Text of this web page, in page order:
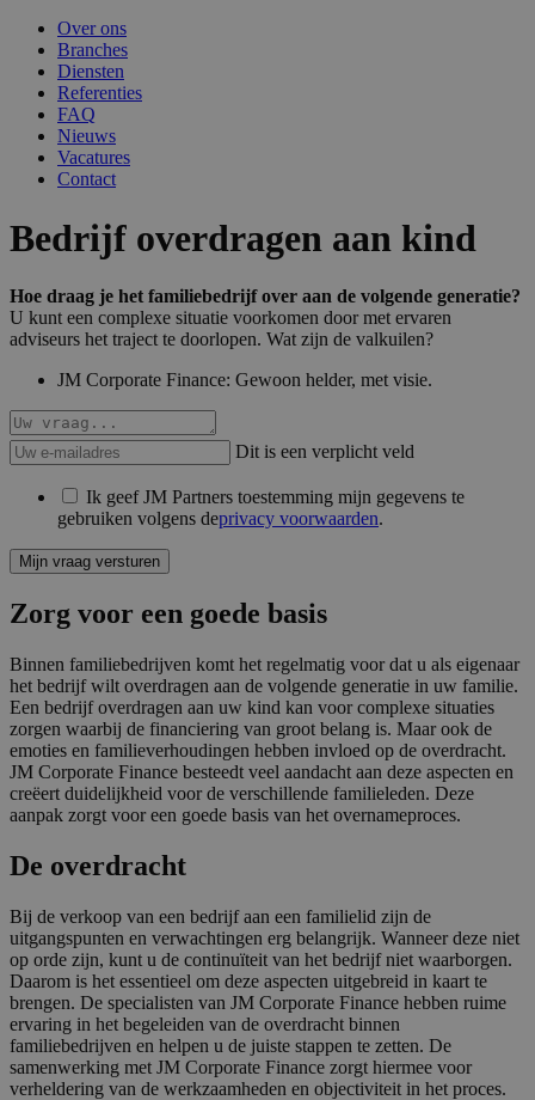
Over ons
Branches
Diensten
Referenties
FAQ
Nieuws
Vacatures
Contact
Bedrijf overdragen aan kind
Hoe draag je het familiebedrijf over aan de volgende generatie?
U kunt een complexe situatie voorkomen door met ervaren
adviseurs het traject te doorlopen. Wat zijn de valkuilen?
JM Corporate Finance: Gewoon helder, met visie.
Dit is een verplicht veld
Ik geef JM Partners toestemming mijn gegevens te
gebruiken volgens deprivacy voorwaarden.
Mijn vraag versturen
Zorg voor een goede basis
Binnen familiebedrijven komt het regelmatig voor dat u als eigenaar
het bedrijf wilt overdragen aan de volgende generatie in uw familie.
Een bedrijf overdragen aan uw kind kan voor complexe situaties
zorgen waarbij de financiering van groot belang is. Maar ook de
emoties en familieverhoudingen hebben invloed op de overdracht.
JM Corporate Finance besteedt veel aandacht aan deze aspecten en
creëert duidelijkheid voor de verschillende familieleden. Deze
aanpak zorgt voor een goede basis van het overnameproces.
De overdracht
Bij de verkoop van een bedrijf aan een familielid zijn de
uitgangspunten en verwachtingen erg belangrijk. Wanneer deze niet
op orde zijn, kunt u de continuïteit van het bedrijf niet waarborgen.
Daarom is het essentieel om deze aspecten uitgebreid in kaart te
brengen. De specialisten van JM Corporate Finance hebben ruime
ervaring in het begeleiden van de overdracht binnen
familiebedrijven en helpen u de juiste stappen te zetten. De
samenwerking met JM Corporate Finance zorgt hiermee voor
verheldering van de werkzaamheden en objectiviteit in het proces.